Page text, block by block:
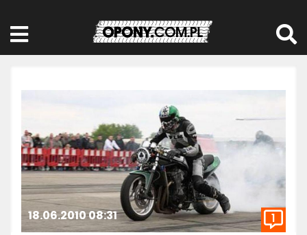
18.06.2010 08:31 1